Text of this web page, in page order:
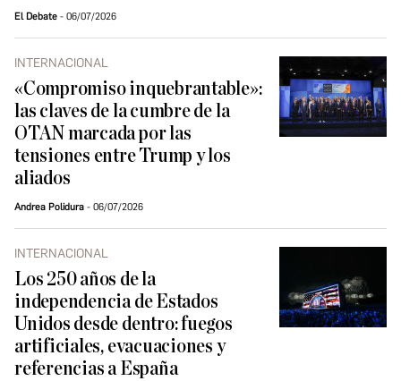
El Debate 06/07/2026
INTERNACIONAL
«Compromiso inquebrantable»:
las claves de la cumbre de la
OTAN marcada por las
tensiones entre Trump y los
aliados
Andrea Polidura 06/07/2026
INTERNACIONAL
Los 250 años de la
independencia de Estados
Unidos desde dentro: fuegos
artificiales, evacuaciones y
referencias a España